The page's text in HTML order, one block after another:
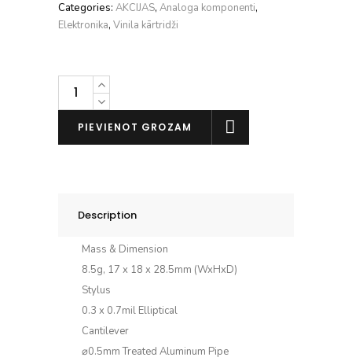
Categories: AKCIJAS, Analoga komponenti,
Elektronika, Vinila kārtridži
Sumiko
Songbird
daudzums
PIEVIENOT GROZAM
Description
Mass & Dimension
8.5g, 17 x 18 x 28.5mm (WxHxD)
Stylus
0.3 x 0.7mil Elliptical
Cantilever
⌀0.5mm Treated Aluminum Pipe